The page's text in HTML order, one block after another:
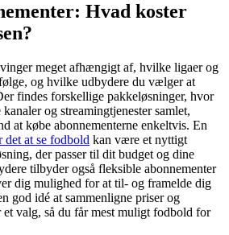
Hvad koster
meget afhængigt af, hvilke ligaer og
og hvilke udbydere du vælger at
findes forskellige pakkeløsninger, hvor
og streamingtjenester samlet,
at købe abonnementerne enkeltvis. En
det at se fodbold kan være et nyttigt
der passer til dit budget og dine
tilbyder også fleksible abonnementer
dig mulighed for at til- og framelde dig
god idé at sammenligne priser og
valg, så du får mest muligt fodbold for